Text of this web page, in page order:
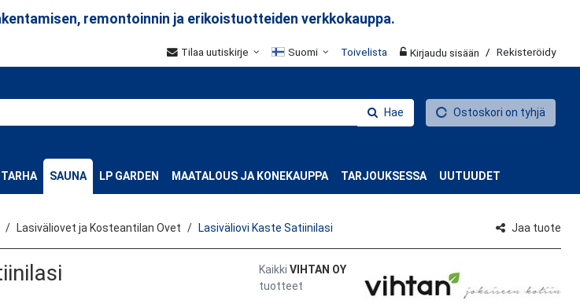
remontoinnin ja erikoistuotteiden verkkokauppa.
Tilaa uutiskirje Suomi Toivelista Kirjaudu sisään / Rekisteröidy
Hae Ostoskori on tyhjä
SAUNA LP GARDEN MAATALOUS JA KONEKAUPPA TARJOUKSESSA UUTUUDET
Jaa tuote
Lasiväliovet ja Kosteantilan Ovet Lasiväliovi Kaste Satiinilasi
Kaikki VIHTAN OY
tuotteet